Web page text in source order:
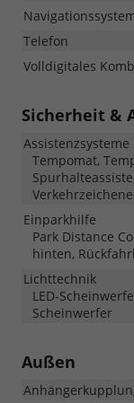
Telefon
Volldigitales
Sicherheit &
Assistenzsysteme
Tempomat,
Einparkhilfe
Park Distance
hinten,
Lichttechnik
LED-
Scheinwerfer
Außen